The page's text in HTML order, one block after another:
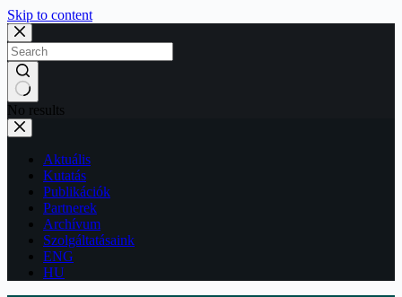
Skip to content
No results
Aktuális
Kutatás
Publikációk
Partnerek
Archívum
Szolgáltatásaink
ENG
HU